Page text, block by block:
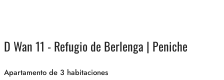
D Wan 11 - Refugio de Berlenga | Peniche
Apartamento de 3 habitaciones